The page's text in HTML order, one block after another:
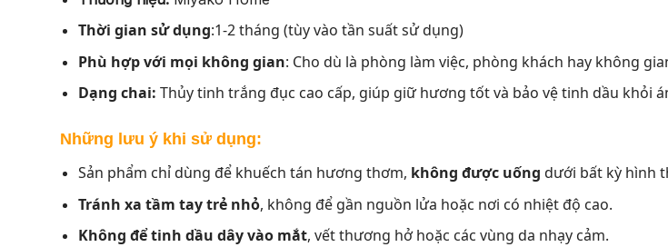
Thời gian sử dụng:1-2 tháng (tùy vào tần suất sử dụng)
Phù hợp với mọi không gian: Cho dù là phòng làm việc, phòng khách hay không
Dạng chai: Thủy tinh trắng đục cao cấp, giúp giữ hương tốt và bảo vệ tinh dầu khỏi
Những lưu ý khi sử dụng:
Sản phẩm chỉ dùng để khuếch tán hương thơm, không được uống dưới bất kỳ hình
Tránh xa tầm tay trẻ nhỏ, không để gần nguồn lửa hoặc nơi có nhiệt độ cao.
Không để tinh dầu dây vào mắt, vết thương hở hoặc các vùng da nhạy cảm.